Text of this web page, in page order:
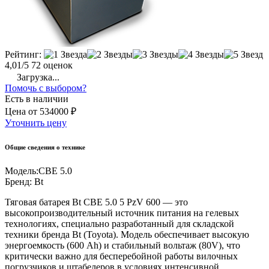
Рейтинг:
4,01/5 72 оценок
Загрузка...
Помочь с выбором?
Есть в наличии
Цена от 534000 ₽
Уточнить цену
Общие сведения о технике
Модель:CBE 5.0
Бренд: Bt
Тяговая батарея Bt CBE 5.0 5 PzV 600 — это
высокопроизводительный источник питания на гелевых
технологиях, специально разработанный для складской
техники бренда Bt (Toyota). Модель обеспечивает высокую
энергоемкость (600 Ah) и стабильный вольтаж (80V), что
критически важно для бесперебойной работы вилочных